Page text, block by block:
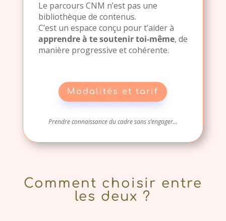
Le parcours CNM n’est pas une
bibliothèque de contenus.
C’est un espace conçu pour t’aider à
apprendre à te soutenir toi-même, de
manière progressive et cohérente.
Modalités et tarif
Prendre connaissance du cadre sans s’engager...
Comment choisir entre
les deux ?